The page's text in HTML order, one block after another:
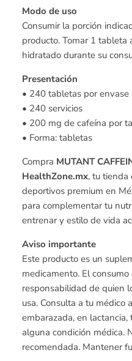
Modo de uso
Consumir la porción
producto. Tomar 1 tableta
hidratado durante su
Presentación
• 240 tabletas por envase
• 240 servicios
• 200 mg de cafeína por
• Forma: tabletas
Compra MUTANT
HealthZone.mx, tu tienda
deportivos premium en
para complementar tu
entrenar y estilo de vida
Aviso importante
Este producto es un
medicamento. El
responsabilidad de quien
usa. Consulta a tu médico
embarazada, en
alguna condición médica.
recomendada. Mantener